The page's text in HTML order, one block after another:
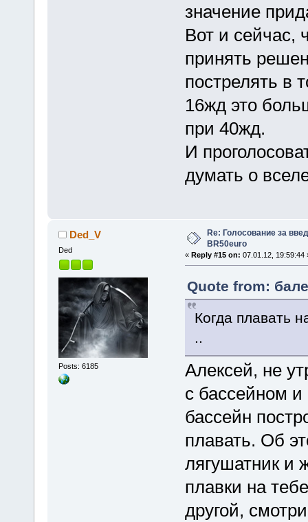
значение
Вот и сейчас,
принять
пострелять в
16жд это
при 40жд.
И
думать о
Ded_V
Ded
Posts: 6185
Re: Голосование за
BR50euro
« Reply #15 on: 07.01.12, 19:59:44
Quote from:
Когда плавать
..
Алексей, не
с бассейном и
бассейн
плавать. Об
лягушатник и
плавки на
другой,